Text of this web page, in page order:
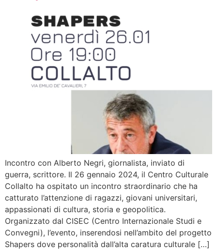
Incontro con Alberto Negri, giornalista, inviato di
guerra, scrittore. Il 26 gennaio 2024, il Centro Culturale
Collalto ha ospitato un incontro straordinario che ha
catturato l’attenzione di ragazzi, giovani universitari,
appassionati di cultura, storia e geopolitica.
Organizzato dal CISEC (Centro Internazionale Studi e
Convegni), l’evento, inserendosi nell’ambito del progetto
Shapers dove personalità dall’alta caratura culturale […]